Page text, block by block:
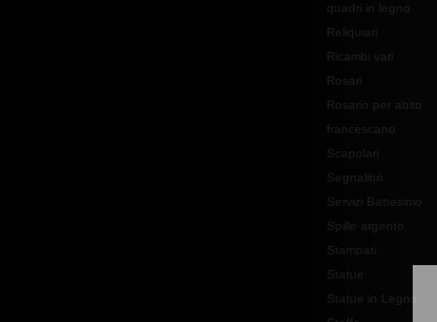
quadri in legno
Reliquiari
Ricambi vari
Rosari
Rosario per abito
francescano
Scapolari
Segnalibri
Servizi Battesimo
Spille argento
Stampati
Statue
Statue in Legno